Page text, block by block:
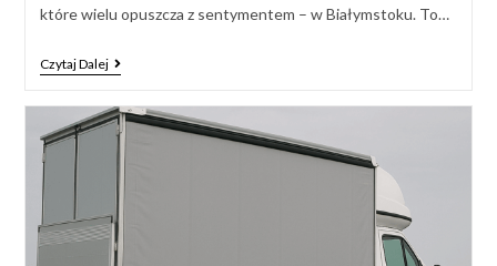
które wielu opuszcza z sentymentem – w Białymstoku. To…
Czytaj Dalej